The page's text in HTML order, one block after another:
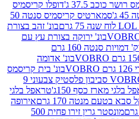
ג'
דופלו קריסמיס
סמארטיס קריסמיס סנטה 50
בונ' זהב בצורת
ירוקה בצורת עץ עם
בונ' שוק' דמויות סנטה 160 גרם
בונ' אדומה
בונ' בית קריסמס
10 סביבון פלסטיק צבעוני 9
150ג'
טראפל בלגי
170 גרם
אירופה
מונסטר גרין זירו פחית 500